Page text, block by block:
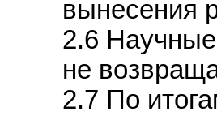
вынесения
2.6 Научные
не
2.7 По